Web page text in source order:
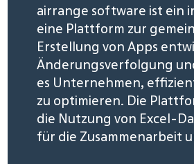
airrange software ist ein
eine Plattform zur
Erstellung von Apps
Änderungsverfolgung
es Unternehmen,
zu optimieren. Die
die Nutzung von Excel-
für die Zusammenarbeit